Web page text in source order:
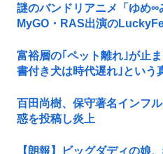
謎のバンドリアニメ「ゆめ∞
MyGO・RAS出演の
富裕層の｢ペット離れ｣が止
書付き犬は時代遅れ｣という
百田尚樹、保守著名インフ
惑を投稿し炎上
【朗報】ビッグダディの娘